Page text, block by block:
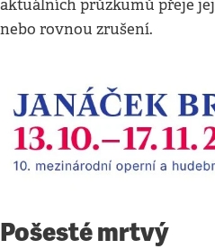
aktuálních průzkumů přeje
nebo rovnou zrušení.
Pošesté mrtvý